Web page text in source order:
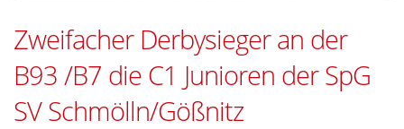
Zweifacher Derbysieger an der
B93 /B7 die C1 Junioren der SpG
SV Schmölln/Gößnitz